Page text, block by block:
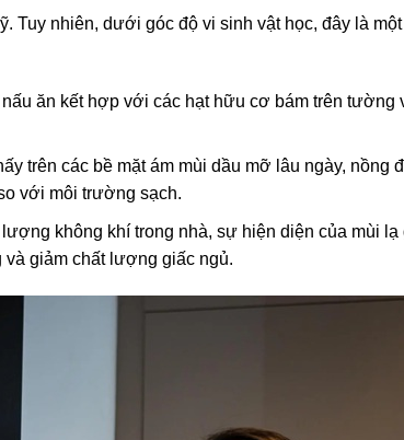
Tuy nhiên, dưới góc độ vi sinh vật học, đây là
ăn kết hợp với các hạt hữu cơ bám trên tường
trên các bề mặt ám mùi dầu mỡ lâu ngày, nồng
với môi trường sạch.
không khí trong nhà, sự hiện diện của mùi
và giảm chất lượng giấc ngủ.